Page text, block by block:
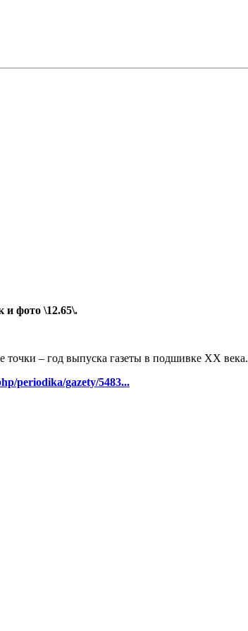
и фото \12.65\.
точки – год выпуска газеты в подшивке ХХ века.
periodika/gazety/5483...